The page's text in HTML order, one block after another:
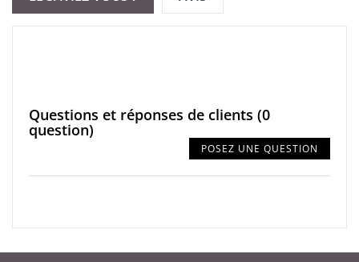
Questions et réponses de clients (0
question)
POSEZ UNE QUESTION